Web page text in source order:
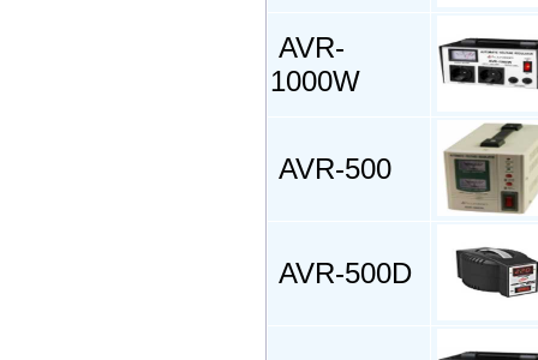
AVR-
1000W
AVR-500
AVR-500D